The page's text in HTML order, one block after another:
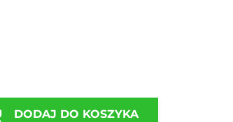
DODAJ DO KOSZYKA